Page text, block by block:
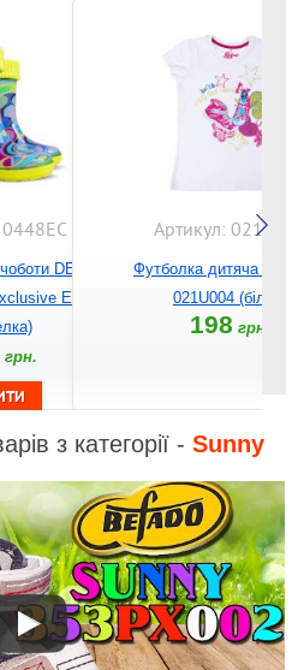
DEMAR
EC
грн.
Артикул:
Футболка дитяча
021U004 (білий)
198 грн.
з категорії - Sunny